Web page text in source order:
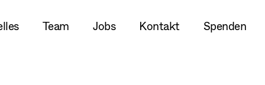
Team Jobs Kontakt Spenden